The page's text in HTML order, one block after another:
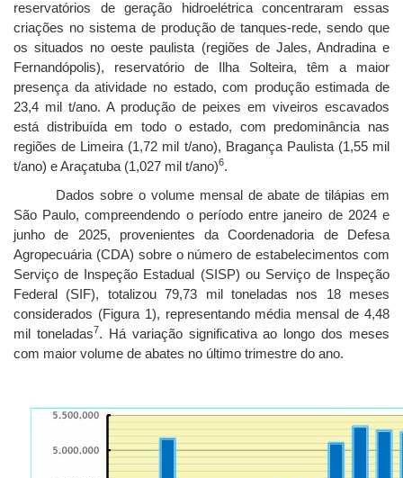
reservatórios de geração hidroelétrica concentraram essas
criações no sistema de produção de tanques-rede, sendo que
os situados no oeste paulista (regiões de Jales, Andradina e
Fernandópolis), reservatório de Ilha Solteira, têm a maior
presença da atividade no estado, com produção estimada de
23,4 mil t/ano. A produção de peixes em viveiros escavados
está distribuída em todo o estado, com predominância nas
regiões de Limeira (1,72 mil t/ano), Bragança Paulista (1,55 mil
t/ano) e Araçatuba (1,027 mil t/ano)6.
Dados sobre o volume mensal de abate de tilápias em
São Paulo, compreendendo o período entre janeiro de 2024 e
junho de 2025, provenientes da Coordenadoria de Defesa
Agropecuária (CDA) sobre o número de estabelecimentos com
Serviço de Inspeção Estadual (SISP) ou Serviço de Inspeção
Federal (SIF), totalizou 79,73 mil toneladas nos 18 meses
considerados (Figura 1), representando média mensal de 4,48
mil toneladas7. Há variação significativa ao longo dos meses
com maior volume de abates no último trimestre do ano.